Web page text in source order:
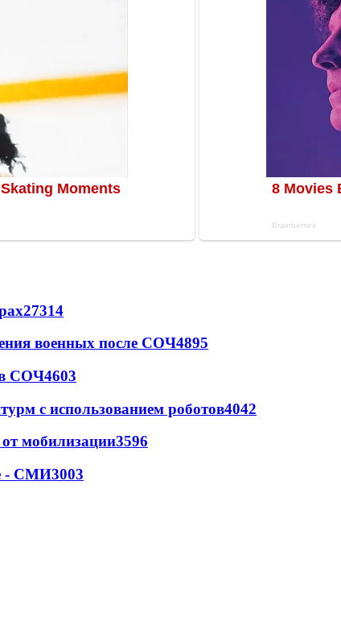
27314
военных после СОЧ4895
СОЧ4603
с использованием роботов4042
мобилизации3596
- СМИ3003